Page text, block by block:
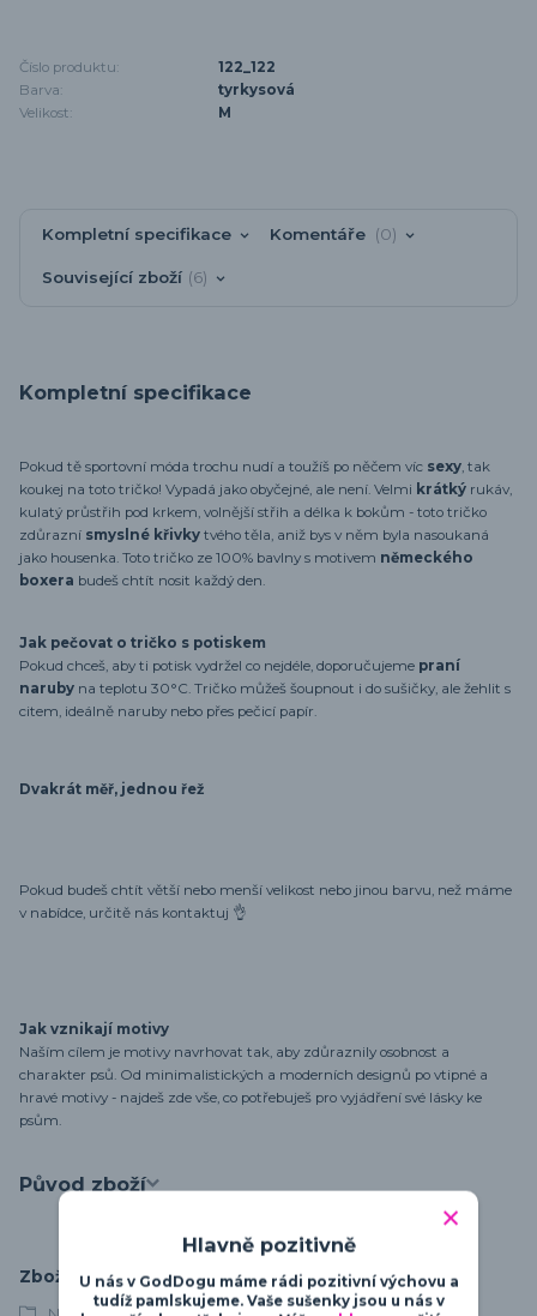
Číslo produktu:
122_122
Barva:
tyrkysová
Velikost:
M
Kompletní specifikace Komentáře 0
Související zboží 6
Kompletní specifikace
Pokud tě sportovní móda trochu nudí a toužíš po něčem víc sexy, tak
koukej na toto tričko! Vypadá jako obyčejné, ale není. Velmi krátký rukáv,
kulatý průstřih pod krkem, volnější střih a délka k bokům - toto tričko
zdůrazní smyslné křivky tvého těla, aniž bys v něm byla nasoukaná
jako housenka. Toto tričko ze 100% bavlny s motivem německého
boxera budeš chtít nosit každý den.
Jak pečovat o tričko s potiskem
Pokud chceš, aby ti potisk vydržel co nejdéle, doporučujeme praní
naruby na teplotu 30°C. Tričko můžeš šoupnout i do sušičky, ale žehlit s
citem, ideálně naruby nebo přes pečicí papír.
Dvakrát měř, jednou řež
Pokud budeš chtít větší nebo menší velikost nebo jinou barvu, než máme
v nabídce, určitě nás kontaktuj 👌
Jak vznikají motivy
Naším cílem je motivy navrhovat tak, aby zdůraznily osobnost a
charakter psů. Od minimalistických a moderních designů po vtipné a
hravé motivy - najdeš zde vše, co potřebuješ pro vyjádření své lásky ke
psům.
Původ zboží
Zboží zařazeno v kategoriích
Hlavně pozitivně
U nás v GodDogu máme rádi pozitivní výchovu a
tudíž pamlskujeme. Vaše sušenky jsou u nás v